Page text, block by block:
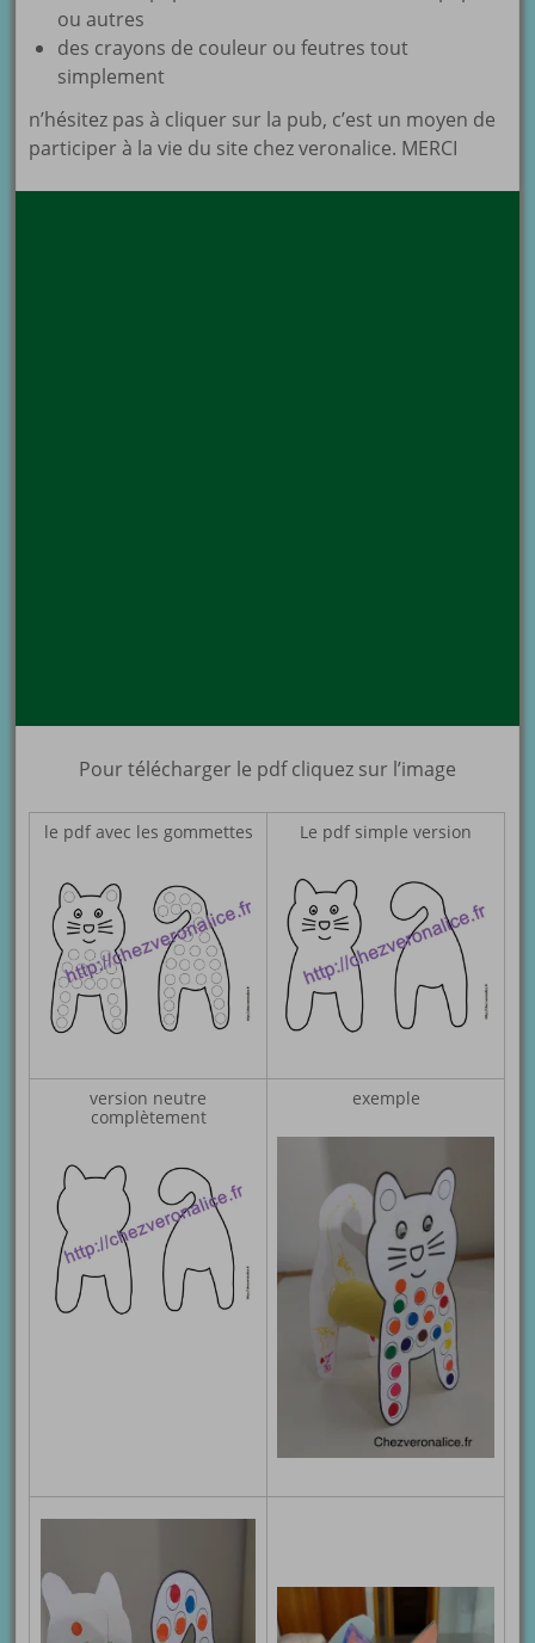
ou autres
des crayons de couleur ou feutres tout
simplement
n’hésitez pas à cliquer sur la pub, c’est un moyen de
participer à la vie du site chez veronalice. MERCI
Pour télécharger le pdf cliquez sur l’image
le pdf avec les gommettes Le pdf simple version
version neutre
complètement
exemple